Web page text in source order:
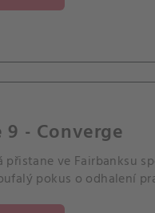
9 - Converge
přistane ve Fairbanksu
pokus o odhalení